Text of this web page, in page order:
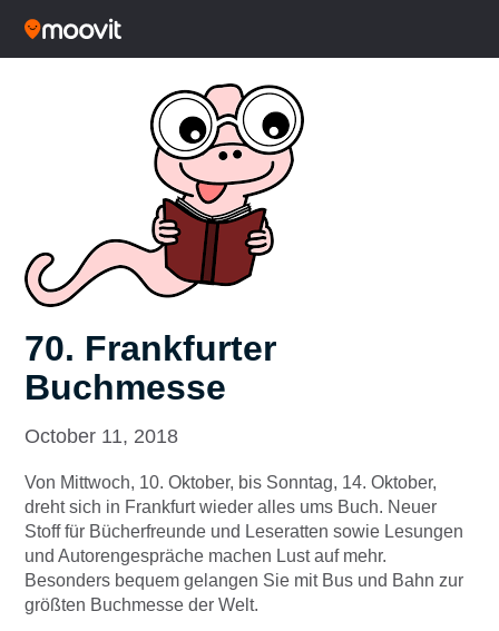
70. Frankfurter
Buchmesse
October 11, 2018
Von Mittwoch, 10. Oktober, bis Sonntag, 14. Oktober,
dreht sich in Frankfurt wieder alles ums Buch. Neuer
Stoff für Bücherfreunde und Leseratten sowie Lesungen
und Autorengespräche machen Lust auf mehr.
Besonders bequem gelangen Sie mit Bus und Bahn zur
größten Buchmesse der Welt.